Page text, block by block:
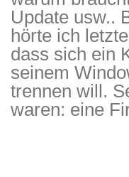
DLH Stick –
Hilfe
Update usw..
hörte ich
dass sich ein
seinem
trennen will.
waren: eine